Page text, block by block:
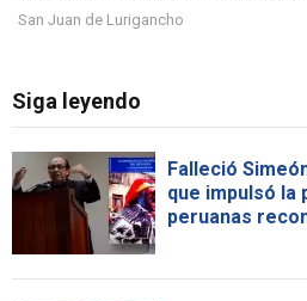
San Juan de Lurigancho
Siga leyendo
Falleció
que impulsó la
peruanas